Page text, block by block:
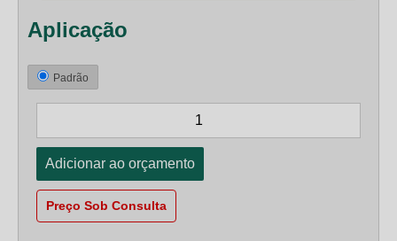
Aplicação
Padrão
Preço Sob Consulta